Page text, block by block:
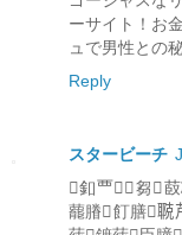
ーサイト！お
ュで男性との
Reply
スタービーチ
釦覀꟣芻
藣膡飣膳鿣